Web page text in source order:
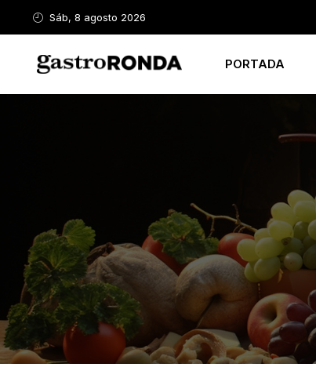
Sáb, 8 agosto 2026
PORTADA